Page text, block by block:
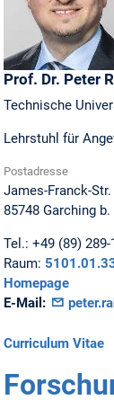
Prof. Dr. Peter
Technische
Lehrstuhl für
Postadresse
James-Franck-Str.
85748 Garching
Tel.: +49 (89) 289-
Raum:
Homepage
E-Mail:
Curriculum Vitae